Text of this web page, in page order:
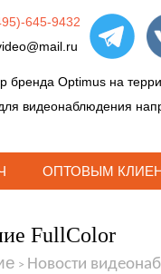
645-9432
бренда Optimus на
видеонаблюдения
ОПТОВЫМ
FullColor
> Новости